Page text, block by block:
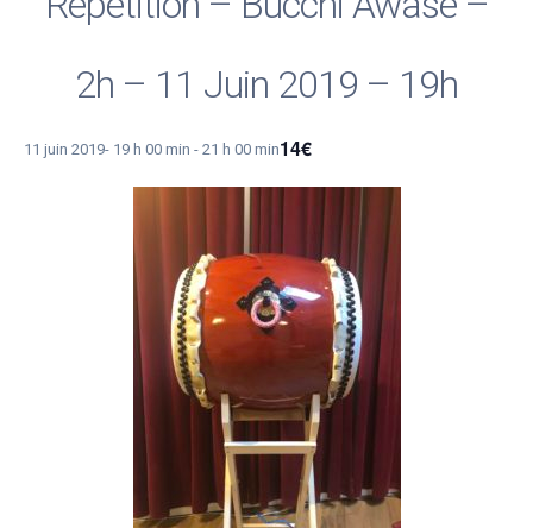
2h – 11 Juin 2019 – 19h
11 juin 2019- 19 h 00 min - 21 h 00 min14€